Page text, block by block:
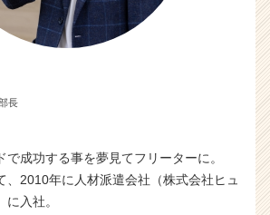
ア
（C
e
C
長
で成功する事を夢見てフリーターに。
、2010年に人材派遣会社（株式会社ヒュ
入社。